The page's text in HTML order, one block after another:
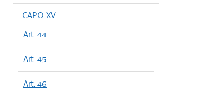
CAPO XV
Art. 44
Art. 45
Art. 46